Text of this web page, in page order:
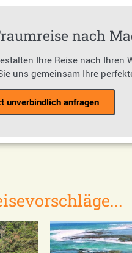
nach
Ihre Reise nach Ihren
uns gemeinsam Ihre
unverbindlich anfragen